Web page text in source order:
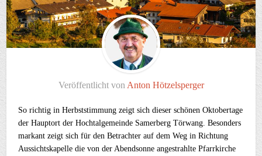
Veröffentlicht von Anton Hötzelsperger
So richtig in Herbststimmung zeigt sich dieser schönen Oktobertage
der Hauptort der Hochtalgemeinde Samerberg Törwang. Besonders
markant zeigt sich für den Betrachter auf dem Weg in Richtung
Aussichtskapelle die von der Abendsonne angestrahlte Pfarrkirche